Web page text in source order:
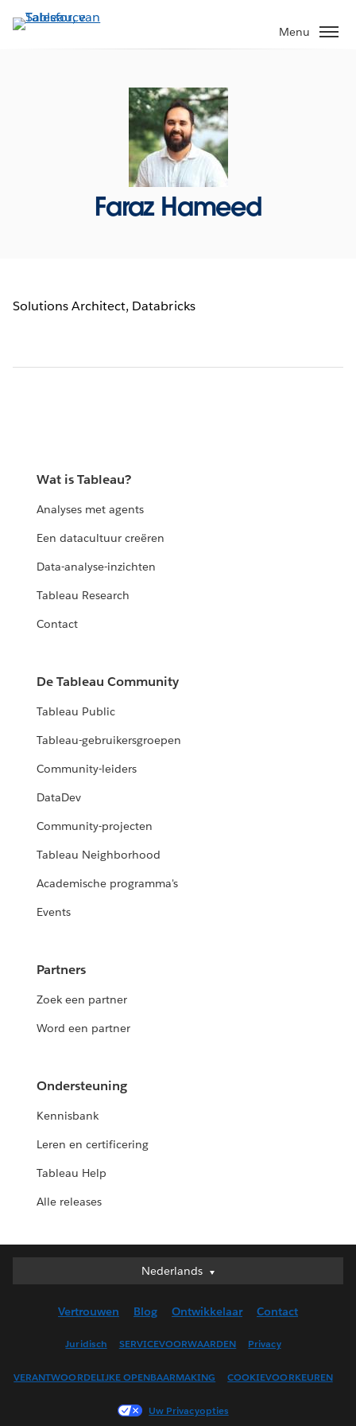
Verder
naar
Menu
Faraz Hameed
Solutions Architect, Databricks
Wat is Tableau?
Analyses met agents
Een datacultuur creëren
Data-analyse-inzichten
Tableau Research
Contact
De Tableau Community
Tableau Public
Tableau-gebruikersgroepen
Community-leiders
DataDev
Community-projecten
Tableau Neighborhood
Academische programma's
Events
Partners
Zoek een partner
Word een partner
Ondersteuning
Kennisbank
Leren en certificering
Tableau Help
Alle releases
Nederlands
Nederlands
English (UK)
Français (Canada)
Français (France)
Vertrouwen Blog Ontwikkelaar Contact
Juridisch SERVICEVOORWAARDEN Privacy
VERANTWOORDELIJKE OPENBAARMAKING COOKIEVOORKEUREN
Uw Privacyopties